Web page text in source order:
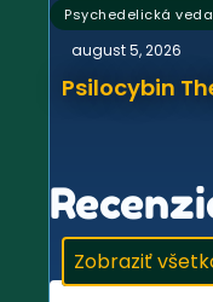
Psychedelická
august 5, 2026
Psilocybin
Zobraziť